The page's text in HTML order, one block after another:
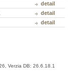
detail
detail
detail
Verzia DB: 26.6.18.1